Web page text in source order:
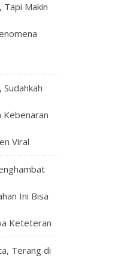
Tapi Makin
Sudahkah
Kebenaran
Viral
Ini Bisa
Keteteran
Terang di